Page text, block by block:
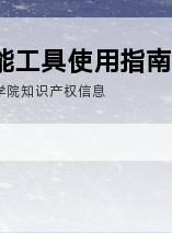
工具使用指南
院知识产权信息